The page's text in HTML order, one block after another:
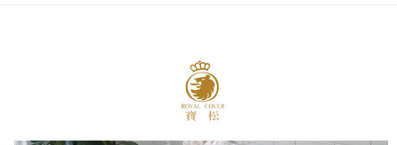
結帳頁面，進行簡訊認證並確認金額後，即可完成結帳。
２．訂單成立數日內，您將收到繳費通知簡訊。
３．收到繳費通知簡訊後14天內，點擊此簡訊中的連結，可透過四大超商／
ATM／網路銀行／等多元方式進行付款，方視為交易完成。